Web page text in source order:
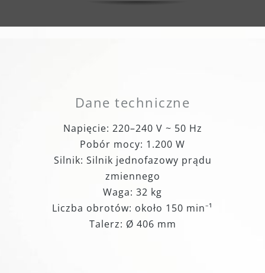
Dane techniczne
Napięcie: 220–240 V ~ 50 Hz
Pobór mocy: 1.200 W
Silnik: Silnik jednofazowy prądu
zmiennego
Waga: 32 kg
Liczba obrotów: około 150 min⁻¹
Talerz: Ø 406 mm